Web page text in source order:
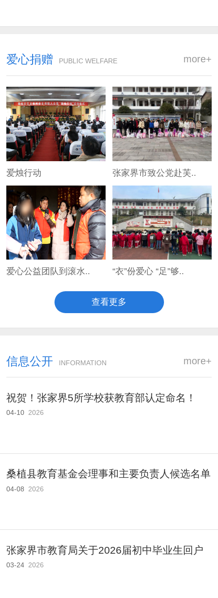
爱心捐赠 PUBLIC WELFARE more+
爱烛行动 张家界市致公党赴芙..
爱心公益团队到滚水.. “衣”份爱心 “足”够..
查看更多
信息公开 INFORMATION more+
祝贺！张家界5所学校获教育部认定命名！
04-10 2026
桑植县教育基金会理事和主要负责人候选名单
公..
04-08 2026
张家界市教育局关于2026届初中毕业生回户
籍地..
03-24 2026